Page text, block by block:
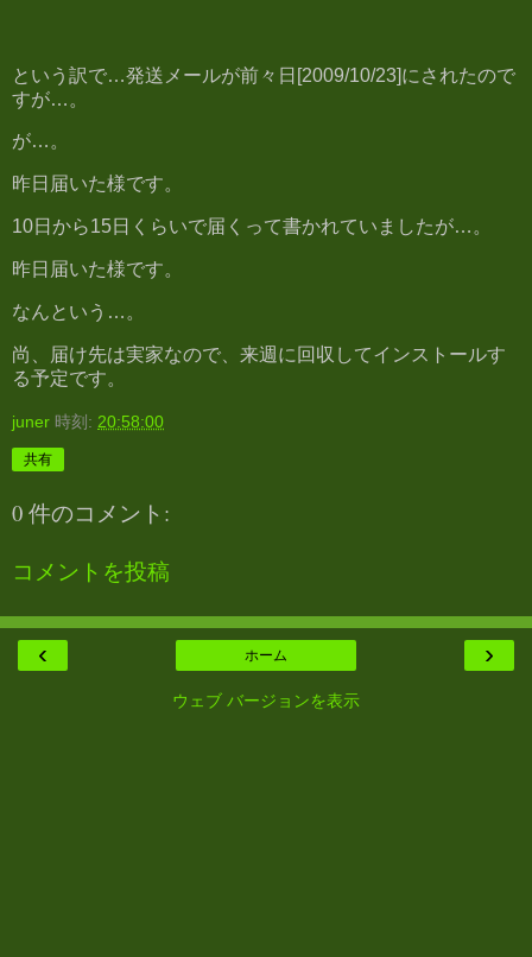
という訳で…発送メールが前々日[2009/10/23]にされたので
すが…。
が…。
昨日届いた様です。
10日から15日くらいで届くって書かれていましたが…。
昨日届いた様です。
なんという…。
尚、届け先は実家なので、来週に回収してインストールす
る予定です。
juner 時刻: 20:58:00
共有
0 件のコメント:
コメントを投稿
‹ ›
ホーム
ウェブ バージョンを表示